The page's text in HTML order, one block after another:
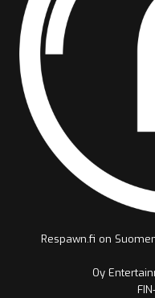
Respawn.fi on
Oy